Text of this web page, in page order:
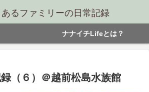
るファミリーの日常記録
ナナイチLifeとは？
（６）＠越前松島水族館